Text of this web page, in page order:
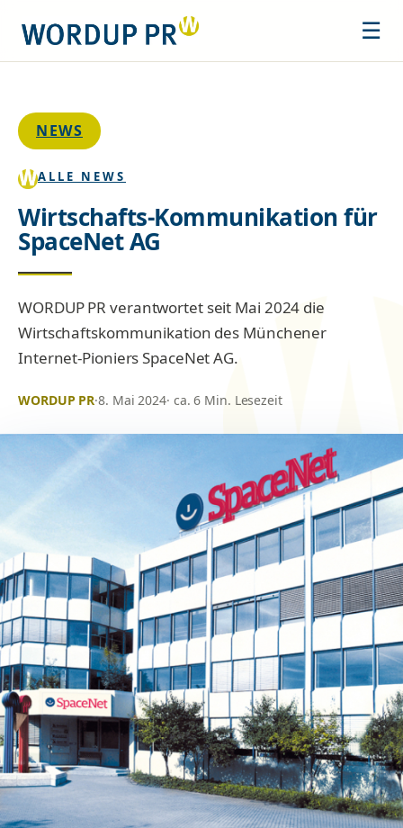
☰
NEWS
ALLE NEWS
Wirtschafts-Kommunikation für
SpaceNet AG
WORDUP PR verantwortet seit Mai 2024 die
Wirtschaftskommunikation des Münchener
Internet-Pioniers SpaceNet AG.
WORDUP PR·8. Mai 2024· ca. 6 Min. Lesezeit